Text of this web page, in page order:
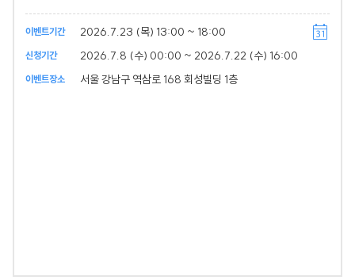
이벤트기간 2026.7.23 (목) 13:00 ~ 18:00
신청기간 2026.7.8 (수) 00:00 ~ 2026.7.22 (수) 16:00
이벤트장소 서울 강남구 역삼로 168 회성빌딩 1층